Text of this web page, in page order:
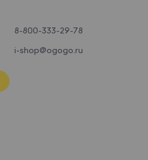
8-800-333-29-78
i-shop@ogogo.ru